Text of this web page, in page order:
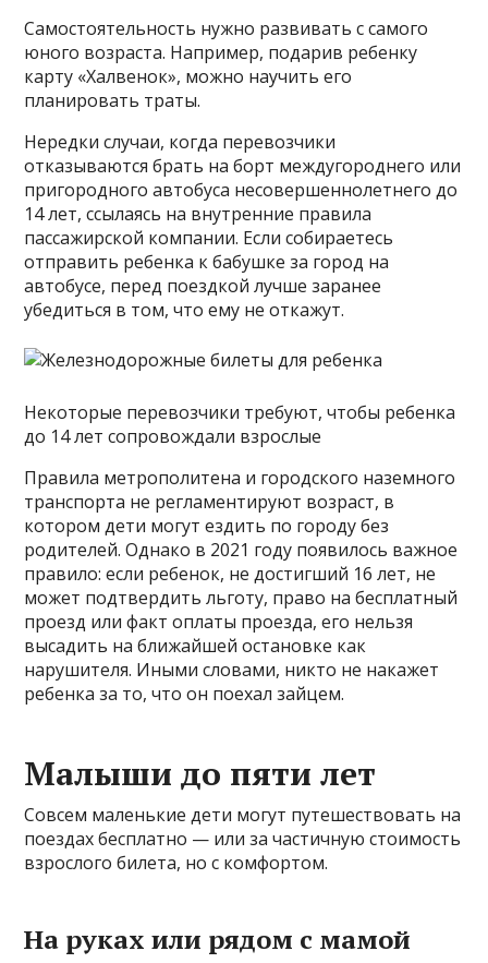
Самостоятельность нужно развивать с самого
юного возраста. Например, подарив ребенку
карту «Халвенок», можно научить его
планировать траты.
Нередки случаи, когда перевозчики
отказываются брать на борт междугороднего или
пригородного автобуса несовершеннолетнего до
14 лет, ссылаясь на внутренние правила
пассажирской компании. Если собираетесь
отправить ребенка к бабушке за город на
автобусе, перед поездкой лучше заранее
убедиться в том, что ему не откажут.
Некоторые перевозчики требуют, чтобы ребенка
до 14 лет сопровождали взрослые
Правила метрополитена и городского наземного
транспорта не регламентируют возраст, в
котором дети могут ездить по городу без
родителей. Однако в 2021 году появилось важное
правило: если ребенок, не достигший 16 лет, не
может подтвердить льготу, право на бесплатный
проезд или факт оплаты проезда, его нельзя
высадить на ближайшей остановке как
нарушителя. Иными словами, никто не накажет
ребенка за то, что он поехал зайцем.
Малыши до пяти лет
Совсем маленькие дети могут путешествовать на
поездах бесплатно — или за частичную стоимость
взрослого билета, но с комфортом.
На руках или рядом с мамой